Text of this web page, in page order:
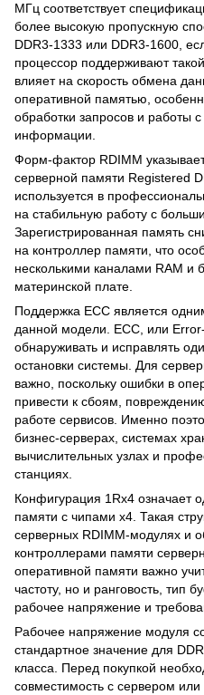
МГц соответствует
более высокую пропускную
DDR3-1333 или DDR3-1600,
процессор поддерживают
влияет на скорость обмена
оперативной памятью,
обработки запросов и работы
информации.
Форм-фактор RDIMM
серверной памяти Registered
используется в
на стабильную работу с
Зарегистрированная память
на контроллер памяти, что
несколькими каналами RAM и
материнской плате.
Поддержка ECC является
данной модели. ECC, или
обнаруживать и исправлять
остановки системы. Для
важно, поскольку ошибки в
привести к сбоям,
работе сервисов. Именно
бизнес-серверах, системах
вычислительных узлах и
станциях.
Конфигурация 1Rx4 означает
памяти с чипами x4. Такая
серверных RDIMM-модулях и
контроллерами памяти
оперативной памяти важно
частоту, но и ранговость, тип
рабочее напряжение и
Рабочее напряжение модуля
стандартное значение для
класса. Перед покупкой
совместимость с сервером или